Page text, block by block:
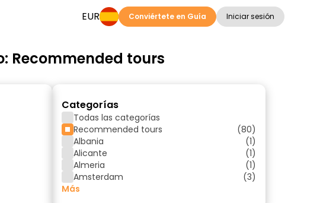
EUR Conviértete en Guía Iniciar sesión
Recommended tours
Categorías
Todas las categorías
Recommended tours
(80)
Albania
(1)
Alicante
(1)
Almeria
(1)
Amsterdam
(3)
Más